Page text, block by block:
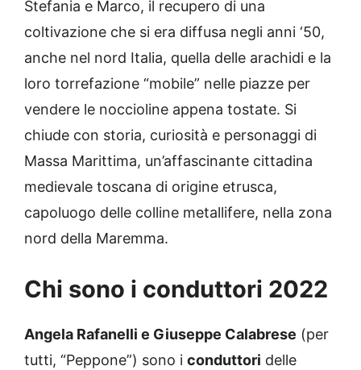
Stefania e Marco, il recupero di una
coltivazione che si era diffusa negli anni ‘50,
anche nel nord Italia, quella delle arachidi e la
loro torrefazione “mobile” nelle piazze per
vendere le noccioline appena tostate. Si
chiude con storia, curiosità e personaggi di
Massa Marittima, un’affascinante cittadina
medievale toscana di origine etrusca,
capoluogo delle colline metallifere, nella zona
nord della Maremma.
Chi sono i conduttori 2022
Angela Rafanelli e Giuseppe Calabrese (per
tutti, “Peppone”) sono i conduttori delle